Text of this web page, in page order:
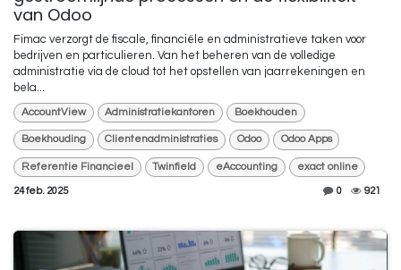
van Odoo
Fimac verzorgt de fiscale, financiële en administratieve taken voor
bedrijven en particulieren. Van het beheren van de volledige
administratie via de cloud tot het opstellen van jaarrekeningen en
bela...
AccountView Administratiekantoren Boekhouden
Boekhouding Clientenadministraties Odoo Odoo Apps
Referentie Financieel Twinfield eAccounting exact online
24 feb. 2025 0 921